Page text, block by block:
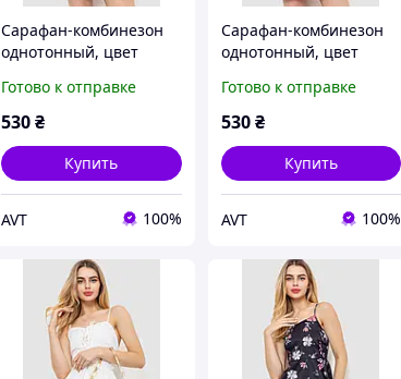
Сарафан-комбинезон
однотонный, цвет
Готово к отправке
530₴
Купить
AVT 100%
Сарафан-комбинезон
однотонный, цвет
Готово к отправке
530 ₴
Купить
AVT 100%